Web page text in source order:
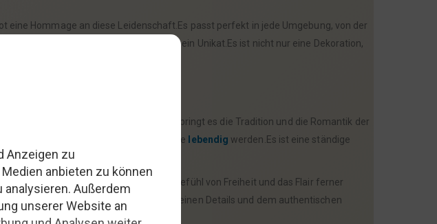
eine Hommage an diese Leidenschaft.Es passt perfekt in jede Umgebung, von der
und die individuelle Note ein Unikat.Es ist nicht nur eine Dekoration,
Teil der Kategorie “Schiffe” bringt es die Tradition und die Romantik der
und die Geschichten der Meere
lebendig werden.Es ist eine ständige
nach Hause, sondern auch das Gefühl von Freiheit und das Flair ferner
Sammlung.Lass dich von den feinen Details und dem authentischen
Zuhause.